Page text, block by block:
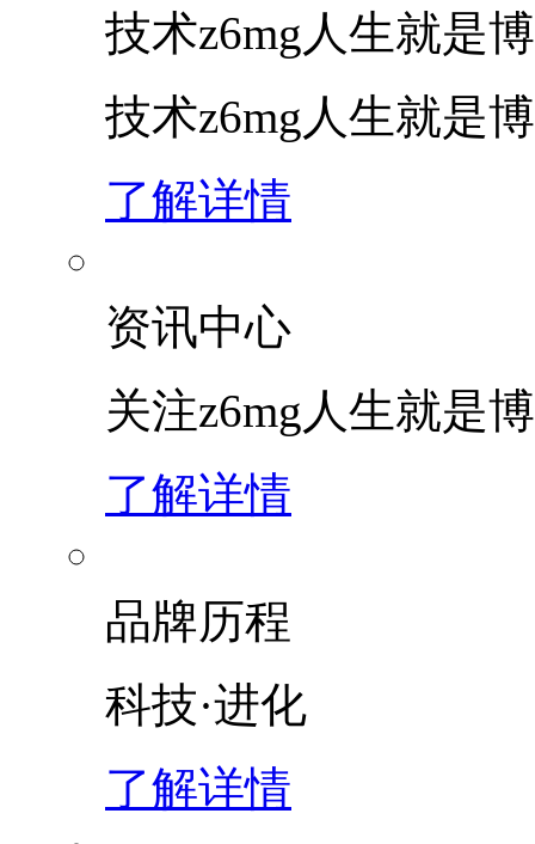
技术z6mg人生就是博
技术z6mg人生就是
了解详情
资讯中心
关注z6mg人生就是博
了解详情
品牌历程
科技·进化
了解详情